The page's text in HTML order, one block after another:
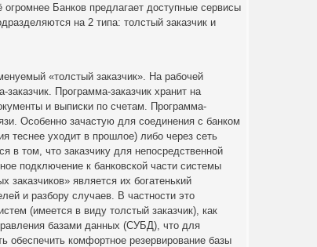
Банков предлагает доступные сервисы
на 2 типа: толстый заказчик и
«толстый заказчик». На рабочей
Программа-заказчик хранит на
и выписки по счетам. Программа-
Особенно зачастую для соединения с банком
теснее уходит в прошлое) либо через сеть
в том, что заказчику для непосредственной
подключение к банковской части системы
является их богатенький
и разбору случаев. В частности это
(имеется в виду толстый заказчик), как
базами данных (СУБД), что для
обеспечить комфортное резервирование базы